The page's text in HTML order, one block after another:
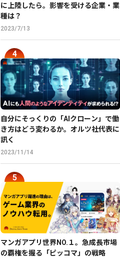
に上陸したら。影響を受ける企業・業
種は？
2023/7/13
自分にそっくりの「AIクローン」で働
き方はどう変わるか。オルツ社代表に
訊く
2023/11/14
マンガアプリ世界NO.１。急成長市場
の覇権を握る「ピッコマ」の戦略